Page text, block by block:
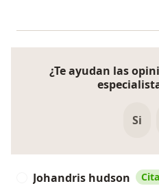
¿Te ayudan las
Si
Johandris hudson